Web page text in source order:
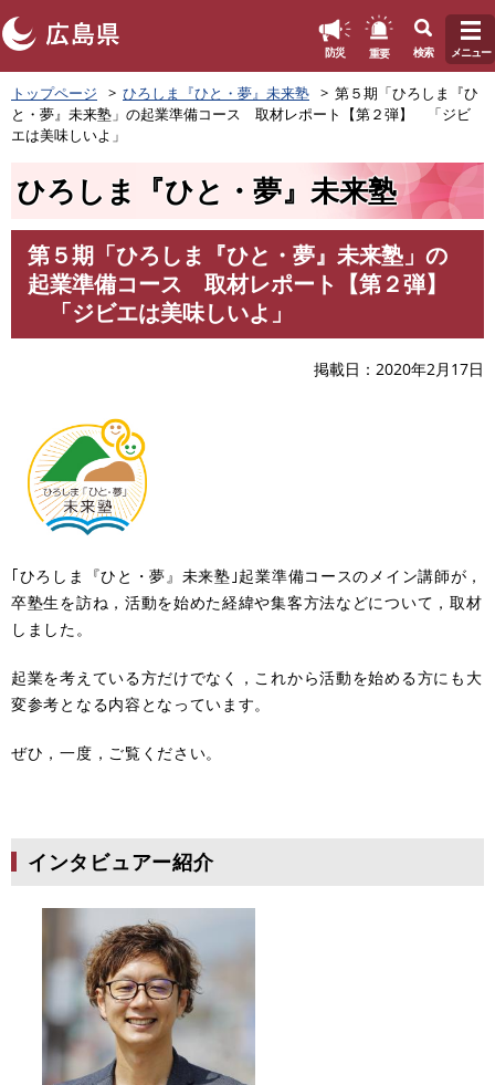
ペ
ー
ジ
の
防災 重要 検索 メニュー
トップページ ひろしま『ひと・夢』未来塾
第５期「ひろしま『ひ
と・夢』未来塾」の起業準備コース 取材レポート【第２弾】 「ジビ
エは美味しいよ」
ひろしま『ひと・夢』未来塾
第５期「ひろしま『ひと・夢』未来塾」の
起業準備コース 取材レポート【第２弾】
「ジビエは美味しいよ」
掲載日 2020年2月17日
｢ひろしま『ひと・夢』未来塾｣起業準備コースのメイン講師が，
卒塾生を訪ね，活動を始めた経緯や集客方法などについて，取材
しました。
起業を考えている方だけでなく，これから活動を始める方にも大
変参考となる内容となっています。
ぜひ，一度，ご覧ください。
インタビュアー紹介